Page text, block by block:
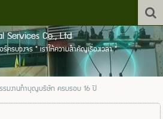
Co., Ltd
" เราให้ความสำคัญเรื่องเวลา "
มงานทำบุญบริษัท ครบรอบ 16 ปี